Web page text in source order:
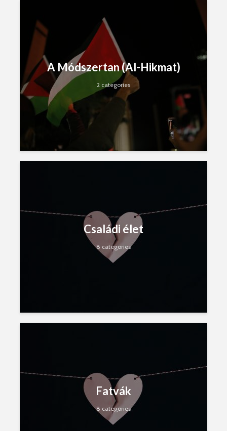
A Módszertan (Al-Hikmat)
2 categories
Családi élet
8 categories
Fatvák
8 categories